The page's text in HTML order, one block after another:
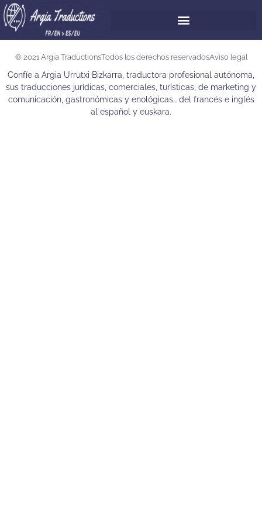
© 2021 Argia TraductionsTodos los derechos reservadosAviso legal
Confíe a Argia Urrutxi Bizkarra, traductora profesional autónoma,
sus traducciones jurídicas, comerciales, turísticas, de marketing y
comunicación, gastronómicas y enológicas… del francés e inglés
al español y euskara.